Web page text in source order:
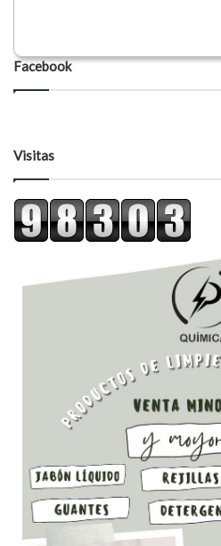
Facebook
Visitas